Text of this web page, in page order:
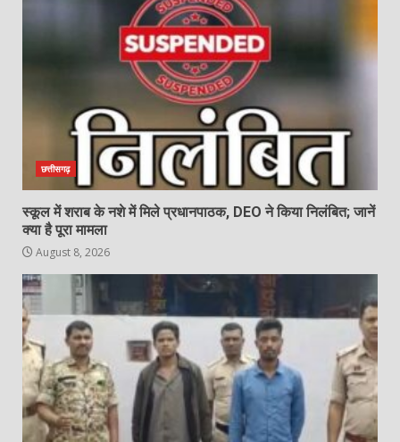
छत्तीसगढ़
स्कूल में शराब के नशे में मिले प्रधानपाठक, DEO ने किया निलंबित; जानें
क्या है पूरा मामला
August 8, 2026